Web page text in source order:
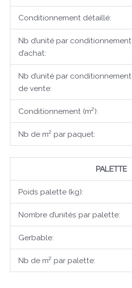
Conditionnement détaillé:
Nb d’unité par conditionnement
d’achat:
Nb d’unité par conditionnement
de vente:
Conditionnement (m²):
Nb de m² par paquet:
PALETTE
Poids palette (kg):
Nombre d’unités par palette:
Gerbable:
Nb de m² par palette: